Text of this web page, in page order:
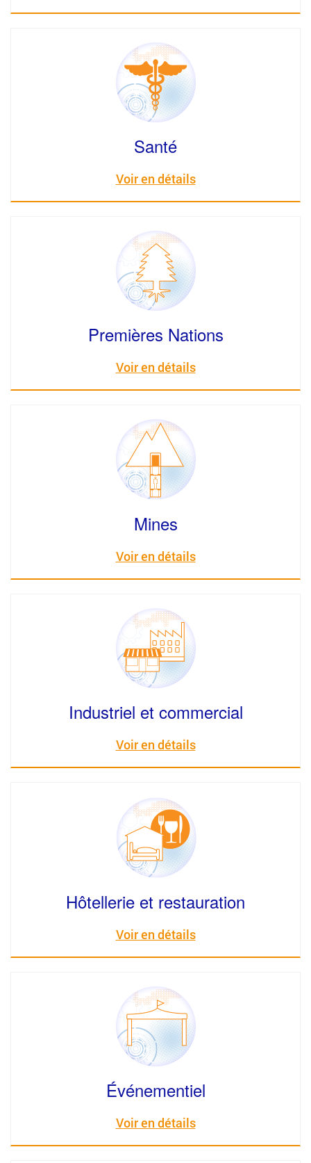
Santé
Voir en détails
Premières Nations
Voir en détails
Mines
Voir en détails
Industriel et commercial
Voir en détails
Hôtellerie et restauration
Voir en détails
Événementiel
Voir en détails